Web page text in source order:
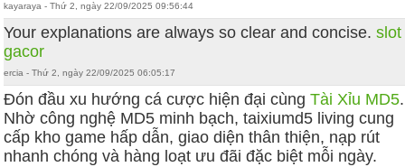
kayaraya - Thứ 2, ngày 22/09/2025 09:56:44
Your explanations are always so clear and concise.slot
gacor
ercia - Thứ 2, ngày 22/09/2025 06:05:17
Đón đầu xu hướng cá cược hiện đại cùngTài Xỉu MD5.
Nhờ công nghệ MD5 minh bạch, taixiumd5 living cung
cấp kho game hấp dẫn, giao diện thân thiện, nạp rút
nhanh chóng và hàng loạt ưu đãi đặc biệt mỗi ngày.